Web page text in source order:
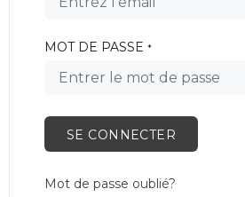
MOT DE PASSE *
SE CONNECTER
Mot de passe oublié?